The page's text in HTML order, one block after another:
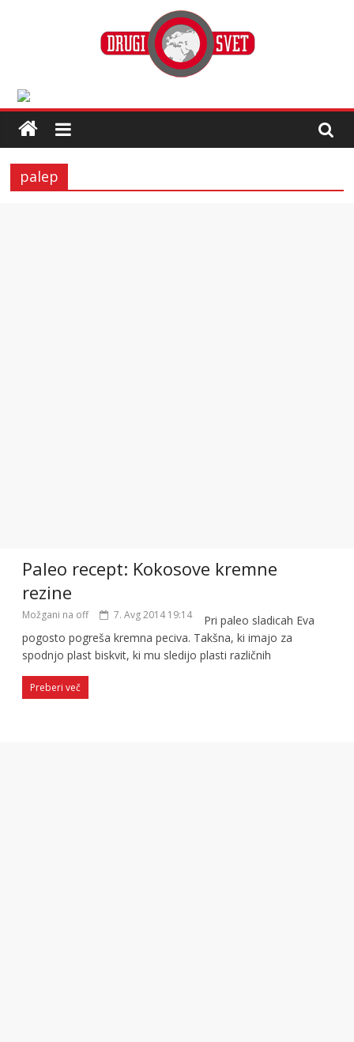
palep
Paleo recept: Kokosove kremne
rezine
Možgani na off 7. Avg 2014 19:14
Pri paleo sladicah Eva
pogosto pogreša kremna peciva. Takšna, ki imajo za
spodnjo plast biskvit, ki mu sledijo plasti različnih
Preberi več